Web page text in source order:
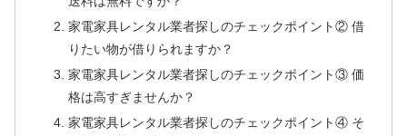
家電家具レンタル業者探しのチェックポイント② 借
りたい物が借りられますか？
家電家具レンタル業者探しのチェックポイント③ 価
格は高すぎませんか？
家電家具レンタル業者探しのチェックポイント④ そ